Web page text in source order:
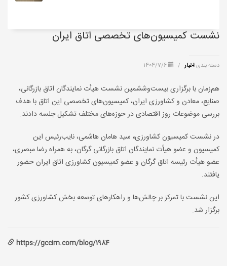
نشست کمیسیون‌های تخصصی اتاق ایران
دسته بندیاخبار /
هم‌زمان با برگزاری بیست‌وششمین نشست هیأت نمایندگان اتاق بازرگانی،
صنایع، معادن و کشاورزی ایران، کمیسیون‌های تخصصی این اتاق با هدف
بررسی موضوعات روز اقتصادی در حوزه‌های مختلف تشکیل جلسه دادند.
در نشست کمیسیون کشاورزی، سید هامان هاشمی، نایب‌رئیس این
کمیسیون و عضو هیأت نمایندگان اتاق بازرگانی گرگان، به همراه رضا مبصری،
عضو هیأت رئیسه اتاق گرگان و عضو کمیسیون کشاورزی اتاق ایران حضور
یافتند.
این نشست با تمرکز بر چالش‌ها و راهکارهای توسعه بخش کشاورزی کشور
برگزار شد.
https://gccim.com/blog/1984